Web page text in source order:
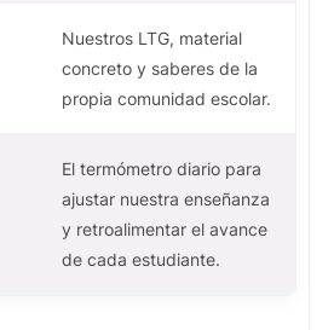
Nuestros LTG, material
concreto y saberes de la
propia comunidad escolar.
El termómetro diario para
ajustar nuestra enseñanza
y retroalimentar el avance
de cada estudiante.